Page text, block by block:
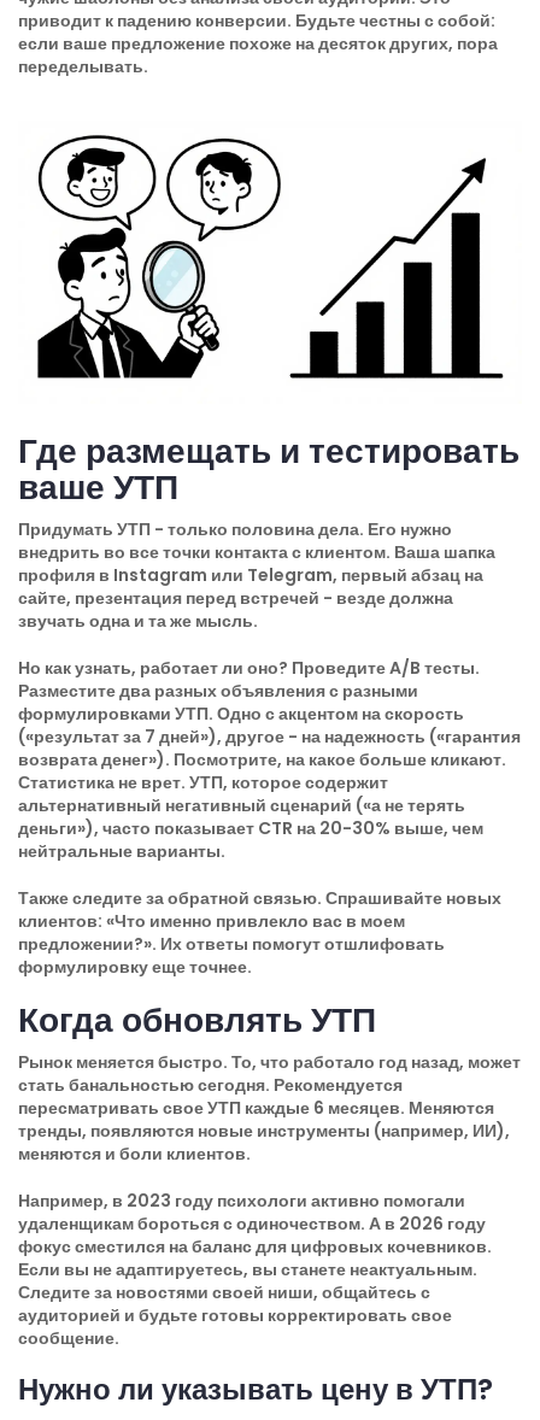
приводит к падению конверсии. Будьте честны с собой:
если ваше предложение похоже на десяток других, пора
переделывать.
Где размещать и тестировать
ваше УТП
Придумать УТП - только половина дела. Его нужно
внедрить во все точки контакта с клиентом. Ваша шапка
профиля в Instagram или Telegram, первый абзац на
сайте, презентация перед встречей - везде должна
звучать одна и та же мысль.
Но как узнать, работает ли оно? Проведите A/B тесты.
Разместите два разных объявления с разными
формулировками УТП. Одно с акцентом на скорость
(«результат за 7 дней»), другое - на надежность («гарантия
возврата денег»). Посмотрите, на какое больше кликают.
Статистика не врет. УТП, которое содержит
альтернативный негативный сценарий («а не терять
деньги»), часто показывает CTR на 20-30% выше, чем
нейтральные варианты.
Также следите за обратной связью. Спрашивайте новых
клиентов: «Что именно привлекло вас в моем
предложении?». Их ответы помогут отшлифовать
формулировку еще точнее.
Когда обновлять УТП
Рынок меняется быстро. То, что работало год назад, может
стать банальностью сегодня. Рекомендуется
пересматривать свое УТП каждые 6 месяцев. Меняются
тренды, появляются новые инструменты (например, ИИ),
меняются и боли клиентов.
Например, в 2023 году психологи активно помогали
удаленщикам бороться с одиночеством. А в 2026 году
фокус сместился на баланс для цифровых кочевников.
Если вы не адаптируетесь, вы станете неактуальным.
Следите за новостями своей ниши, общайтесь с
аудиторией и будьте готовы корректировать свое
сообщение.
Нужно ли указывать цену в УТП?